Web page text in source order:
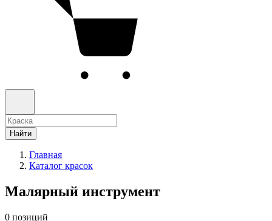
Найти
Главная
Каталог красок
Малярный инструмент
0 позиций